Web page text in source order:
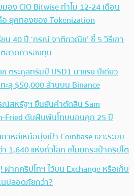
มอง CIO Bitwise ทำไม 12-24 เดือน
ยุคทองของ Tokenization
น 40 ปี ‘กรณ์ จาติกวณิช’ ชี้ 5 วิธีเอา
ลาดการลงทุน
ตระกูลทรัมป์ USD1 มาแรง ปีเดียว
ะลุ $50,000 ล้านบน Binance
สหรัฐฯ ยืนยันคำตัดสิน Sam
Fried ดับฝันพ้นโทษนอนคุก 25 ปี
าหลีเหนือมุ่งเป้า Coinbase เจาะระบบ
1,640 แห่งทั่วโลก ขโมยกระเป๋าคริปโต
ฝากคริปโทฯ ไว้บน Exchange หรือเก็บ
นปลอดภัยกว่า?